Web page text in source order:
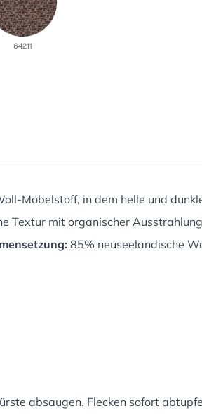
Möbelstoff, in dem helle und
Textur mit organischer
85% neuseeländische
absaugen. Flecken sofort